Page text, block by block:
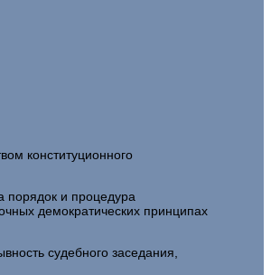
конституционного
порядок и процедура
демократических принципах
судебного заседания,